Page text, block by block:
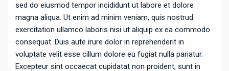
sed do eiusmod tempor incididunt ut labore et dolore
magna aliqua. Ut enim ad minim veniam, quis nostrud
exercitation ullamco laboris nisi ut aliquip ex ea commodo
consequat. Duis aute irure dolor in reprehenderit in
voluptate velit esse cillum dolore eu fugiat nulla pariatur.
Excepteur sint occaecat cupidatat non proident, sunt in